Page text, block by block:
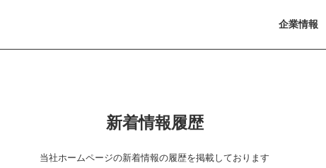
企業情報
新着情報履歴
当社ホームページの新着情報の履歴を掲載しております